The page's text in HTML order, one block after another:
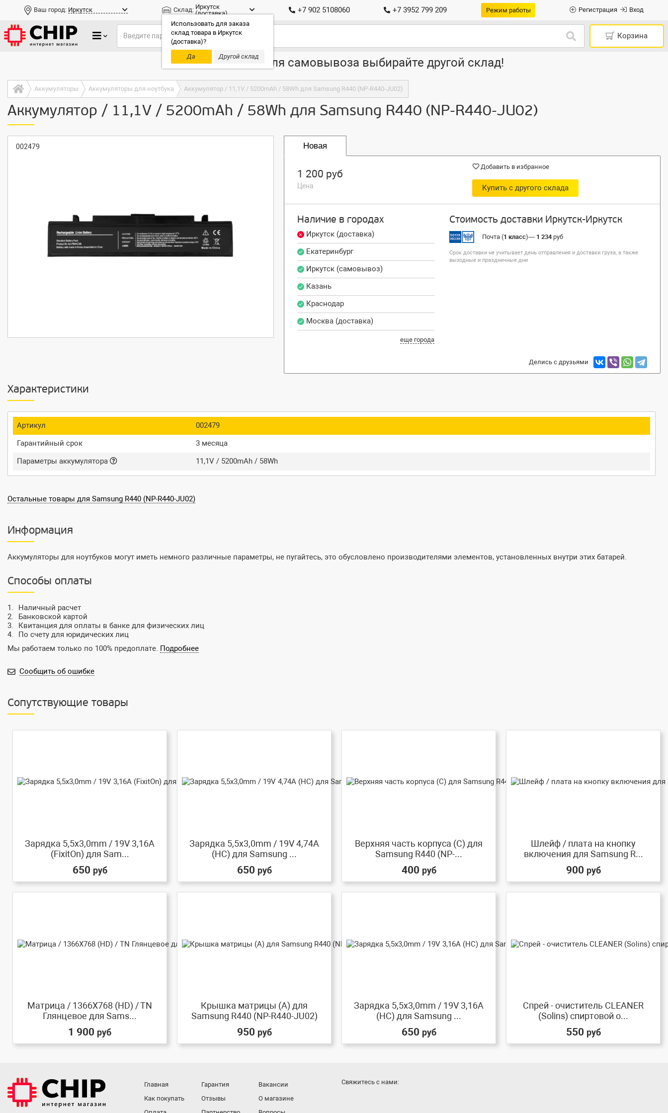
Ваш город: Иркутск Склад: Иркутск
(доставка)
Использовать для заказа
склад товара в Иркутск
(доставка)?
Да
Другой склад
+7 902 5108060 +7 3952 799 209 Режим работы Регистрация Вход
Корзина
Только доставка, для самовывоза выбирайте другой склад!
Аккумуляторы Аккумуляторы для ноутбука Аккумулятор / 11,1V / 5200mAh / 58Wh для Samsung R440 (NP-R440-JU02)
Аккумулятор / 11,1V / 5200mAh / 58Wh для Samsung R440 (NP-R440-JU02)
002479 Новая
1 200 руб
Цена
Добавить в избранное
Купить с другого склада
Наличие в городах
Иркутск (доставка)
Екатеринбург
Иркутск (самовывоз)
Казань
Краснодар
Москва (доставка)
еще города
Стоимость доставки Иркутск-Иркутск
Почта (1 класс)— 1 234руб
Срок доставки не учитывает день отправления и доставки груза, а также
выходные и праздничные дни
Делись с друзьями
Характеристики
Артикул
002479
Гарантийный срок
3 месяца
Параметры аккумулятора
11,1V / 5200mAh / 58Wh
Остальные товары для Samsung R440 (NP-R440-JU02)
Информация
Аккумуляторы для ноутбуков могут иметь немного различные параметры, не пугайтесь, это обусловлено производителями элементов, установленных внутри этих батарей.
Способы оплаты
Наличный расчет
Банковской картой
Квитанция для оплаты в банке для физических лиц
По счету для юридических лиц
Мы работаем только по 100% предоплате. Подробнее
Сообщить об ошибке
Сопутствующие товары
Зарядка 5,5x3,0mm / 19V 3,16A
(FixitOn) для Sam...
650 руб
Зарядка 5,5x3,0mm / 19V 4,74A
(HC) для Samsung ...
650 руб
Верхняя часть корпуса (C) для
Samsung R440 (NP-...
400 руб
Шлейф / плата на кнопку
включения для Samsung R...
900 руб
Матрица / 1366X768 (HD) / TN
Глянцевое для Sams...
1 900 руб
Крышка матрицы (A) для
Samsung R440 (NP-R440-JU02)
950 руб
Зарядка 5,5x3,0mm / 19V 3,16A
(HC) для Samsung ...
650 руб
Спрей - очиститель CLEANER
(Solins) спиртовой о...
550 руб
Главная
Как покупать
Гарантия
Отзывы
Вакансии
О магазине
Cвяжитесь с нами: